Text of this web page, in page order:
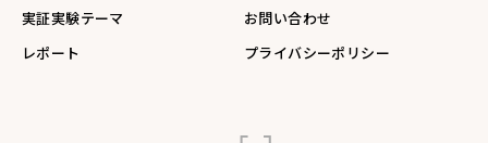
実証実験テーマ
レポート
お問い合わせ
プライバシーポリシー